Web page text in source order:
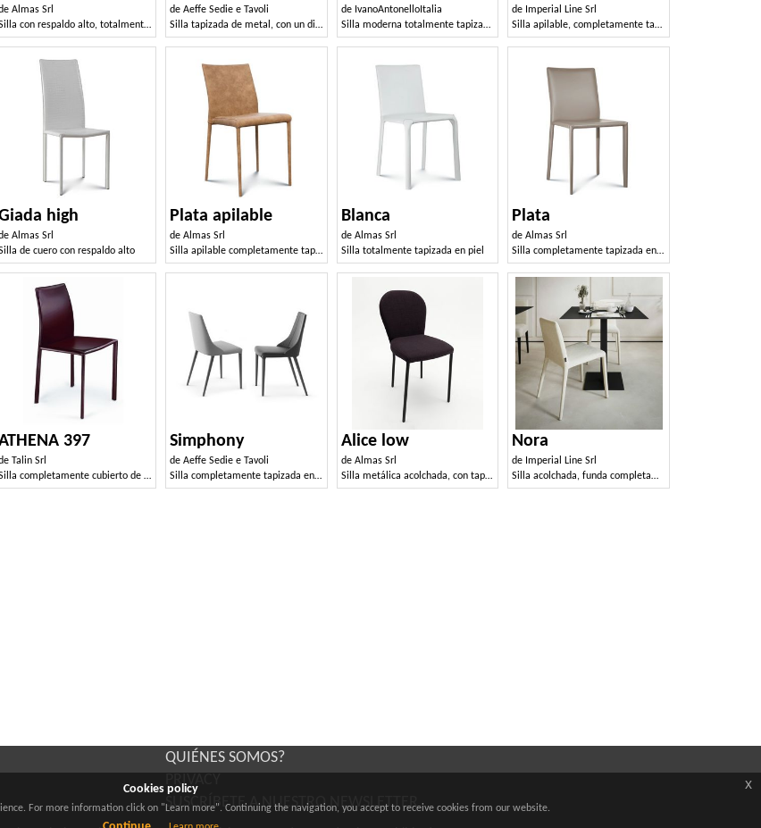
Almas Srl
Silla con respaldo alto, totalmente tapizada
de Aeffe Sedie e Tavoli
Silla tapizada de metal, con un diseño esencial
de IvanoAntonelloItalia
Silla moderna totalmente tapizada.
de Imperial Line Srl
Silla apilable, completamente tapizada en tela
high
Almas Srl
de cuero con respaldo alto
Plata apilable
de Almas Srl
Silla apilable completamente tapizada
Blanca
de Almas Srl
Silla totalmente tapizada en piel
Plata
deAlmas Srl
Silla completamente tapizada en cuero
397
Talin Srl
Silla completamente cubierto de cuero, para los restaurantes
Simphony
de Aeffe Sedie e Tavoli
Silla completamente tapizada en ecopiel o econubuck.
Alice low
de Almas Srl
Silla metálica acolchada, con tapizado personalizable.
Nora
de Imperial Line Srl
Silla acolchada, funda completamente desenfundable.
QUIÉNES SOMOS?
PRIVACY
SUSCRÍBETE A NUESTRO NEWSLETTER
Cookies policy
For more information click on "Learn more". Continuing the navigation, you accept to receive cookies from our website.
x